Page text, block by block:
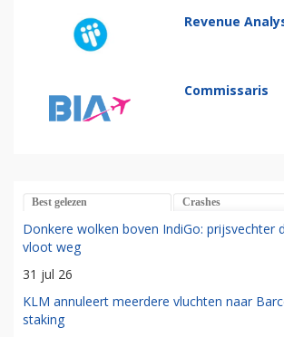
Revenue
Commissaris
Best gelezen Crashes
Donkere wolken boven IndiGo: prijsvechter
vloot weg
31 jul 26
KLM annuleert meerdere vluchten naar
staking